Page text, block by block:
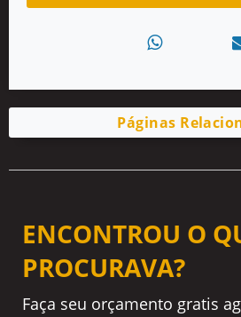
Páginas
ENCONTROU O
PROCURAVA?
Faça seu orçamento gratis